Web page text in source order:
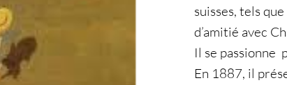
suisses, tels
d’amitié avec
Il se passionne
En 1887, il